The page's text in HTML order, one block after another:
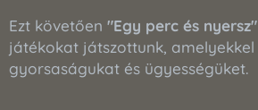
Ezt követően "Egy perc és nyersz"
játékokat játszottunk,
gyorsaságukat és ügyességüket.